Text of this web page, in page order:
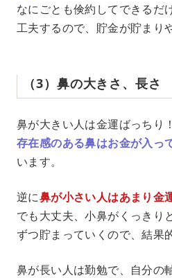
なにごとも倹約してできるだ
工夫するので、貯金が貯まり
（3）鼻の大きさ、長さ
鼻が大きい人は金運ばっちり！
存在感のある鼻はお金が入っ
います。
逆に鼻が小さい人はあまり金
でも大丈夫、小鼻がくっきり
ずつ貯まっていくので、結果
鼻が長い人は勤勉で、自分の